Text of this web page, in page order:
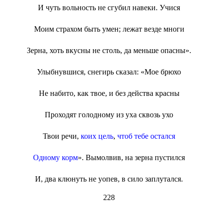
И чуть вольность не сгубил навеки. Учися
Моим страхом быть умен; лежат везде многи
Зерна, хоть вкусны не столь, да меньше опасны».
Улыбнувшися, снегирь сказал: «Мое брюхо
Не набито, как твое, и без действа красны
Проходят голодному из уха сквозь ухо
Твои речи, коих цель, чтоб тебе остался
Одному корм». Вымолвив, на зерна пустился
И, два клюнуть не уопев, в сило заплутался.
228